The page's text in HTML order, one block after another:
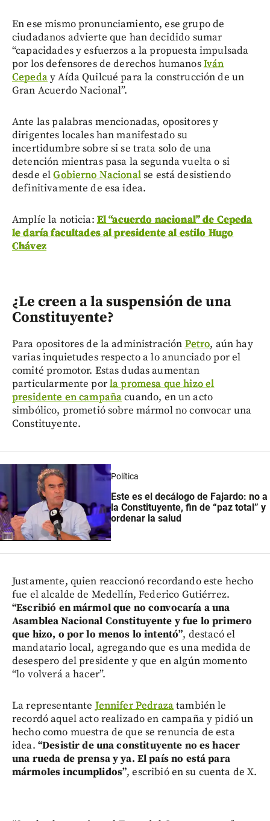
En ese mismo pronunciamiento, ese grupo de
ciudadanos advierte que han decidido sumar
“capacidades y esfuerzos a la propuesta impulsada
por los defensores de derechos humanosIván
Cepeday Aída Quilcué para la construcción de un
Gran Acuerdo Nacional”.
Ante las palabras mencionadas, opositores y
dirigentes locales han manifestado su
incertidumbre sobre si se trata solo de una
detención mientras pasa la segunda vuelta o si
desde elGobierno Nacionalse está desistiendo
definitivamente de esa idea.
Amplíe la noticia: El “acuerdo nacional” de Cepeda
le daría facultades al presidente al estilo Hugo
Chávez
¿Le creen a la suspensión de una
Constituyente?
Para opositores de la administración Petro, aún hay
varias inquietudes respecto a lo anunciado por el
comité promotor. Estas dudas aumentan
particularmente porla promesa que hizo el
presidente en campañacuando, en un acto
simbólico, prometió sobre mármol no convocar una
Constituyente.
Política
Este es el decálogo de Fajardo: no a
la Constituyente, fin de “paz total” y
ordenar la salud
Justamente, quien reaccionó recordando este hecho
fue el alcalde de Medellín, Federico Gutiérrez.
“Escribió en mármol que no convocaría a una
Asamblea Nacional Constituyente y fue lo primero
que hizo, o por lo menos lo intentó”, destacó el
mandatario local, agregando que es una medida de
desespero del presidente y que en algún momento
“lo volverá a hacer”.
La representante Jennifer Pedrazatambién le
recordó aquel acto realizado en campaña y pidió un
hecho como muestra de que se renuncia de esta
idea. “Desistir de una constituyente no es hacer
una rueda de prensa y ya. El país no está para
mármoles incumplidos”, escribió en su cuenta de X.